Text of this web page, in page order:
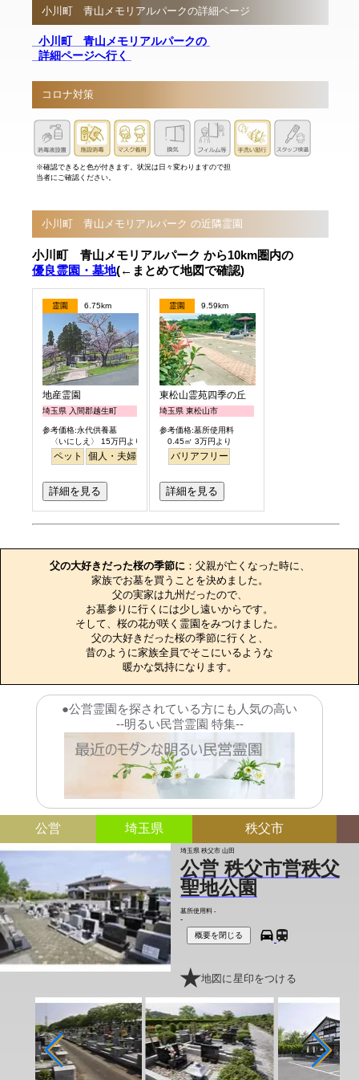
小川町 青山メモリアルパークの詳細ページ
小川町 青山メモリアルパークの
詳細ページへ行く
コロナ対策
※確認できると色が付きます。状況は日々変わりますので担
当者にご確認ください。
小川町 青山メモリアルパーク の近隣霊園
小川町 青山メモリアルパーク から10km圏内の
優良霊園・墓地(←まとめて地図で確認)
霊園 6.75km
地産霊園
埼玉県 入間郡越生町
参考価格:永代供養墓
〈いにしえ〉 15万円より
ペット 個人・夫婦 ガーデニング 公園墓地
詳細を見る
霊園 9.59km
東松山霊苑四季の丘
埼玉県 東松山市
参考価格:墓所使用料
0.45㎡ 3万円より
バリアフリー
詳細を見る
父の大好きだった桜の季節に：父親が亡くなった時に、
家族でお墓を買うことを決めました。
父の実家は九州だったので、
お墓参りに行くには少し遠いからです。
そして、桜の花が咲く霊園をみつけました。
父の大好きだった桜の季節に行くと、
昔のように家族全員でそこにいるような
暖かな気持になります。
●公営霊園を探されている方にも人気の高い
--明るい民営霊園 特集--
公営 埼玉県 秩父市
埼玉県 秩父市 山田
公営 秩父市営秩父
聖地公園
墓所使用料 -
-
概要を閉じる
地図に星印をつける